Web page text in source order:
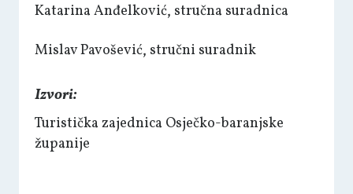
Katarina Anđelković, stručna suradnica
Mislav Pavošević, stručni suradnik
Izvori:
Turistička zajednica Osječko-baranjske
županije